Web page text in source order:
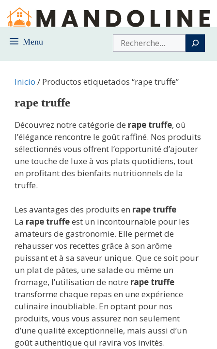
Saltar
contenido
Menu Buscar
Inicio / Productos etiquetados “rape truffe”
rape truffe
Découvrez notre catégorie de rape truffe, où
l’élégance rencontre le goût raffiné. Nos produits
sélectionnés vous offrent l’opportunité d’ajouter
une touche de luxe à vos plats quotidiens, tout
en profitant des bienfaits nutritionnels de la
truffe.
Les avantages des produits en rape truffe
La rape truffeest un incontournable pour les
amateurs de gastronomie. Elle permet de
rehausser vos recettes grâce à son arôme
puissant et à sa saveur unique. Que ce soit pour
un plat de pâtes, une salade ou même un
fromage, l’utilisation de notre rape truffe
transforme chaque repas en une expérience
culinaire inoubliable. En optant pour nos
produits, vous vous assurez non seulement
d’une qualité exceptionnelle, mais aussi d’un
goût authentique qui ravira vos invités.